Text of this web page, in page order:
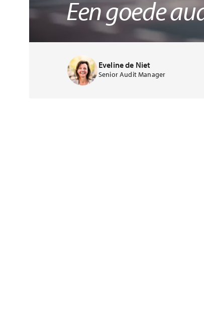
Een goede
Eveline de Niet
Senior Audit Manager